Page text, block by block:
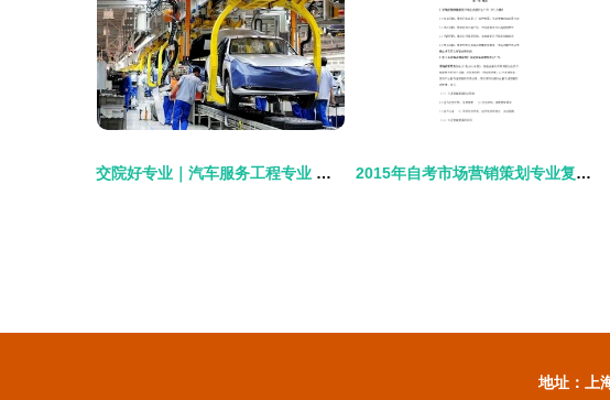
交院好专业｜汽车服务工程专业 驶向未来的营销策划之道 2015年自考市场营销策划专业复习资料 理论与实战精要
地址：上